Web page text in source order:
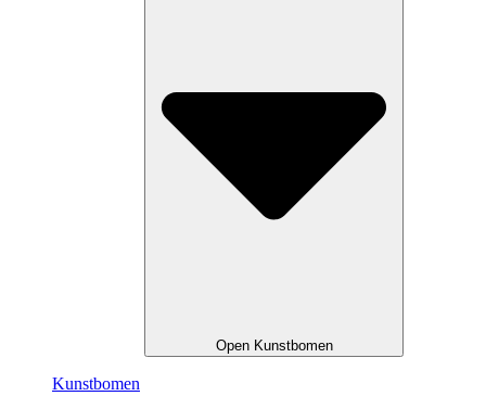
Open Kunstbomen
Kunstbomen